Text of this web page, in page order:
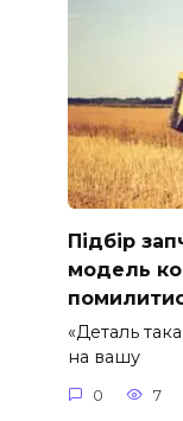
Підбір
модель
«Деталь
на вашу
0 7